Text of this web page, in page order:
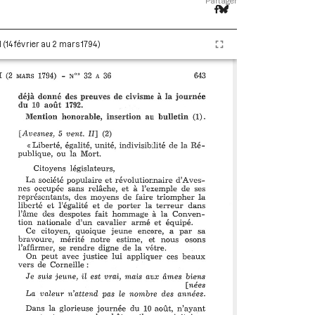
(14 février au 2 mars 1794)